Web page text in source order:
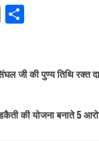
Email
जी की पुण्य तिथि रक्त
की योजना बनाते 5